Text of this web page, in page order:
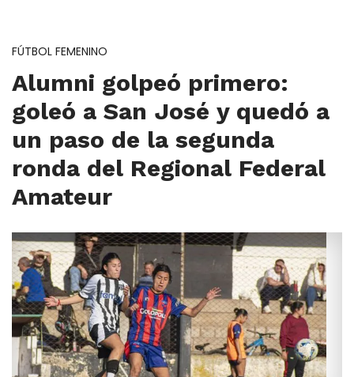
FÚTBOL FEMENINO
Alumni golpeó primero:
goleó a San José y quedó a
un paso de la segunda
ronda del Regional Federal
Amateur